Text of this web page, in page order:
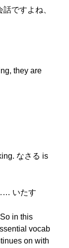
ですよね、
they are
なさる is
いたす
in this
vocab
on with